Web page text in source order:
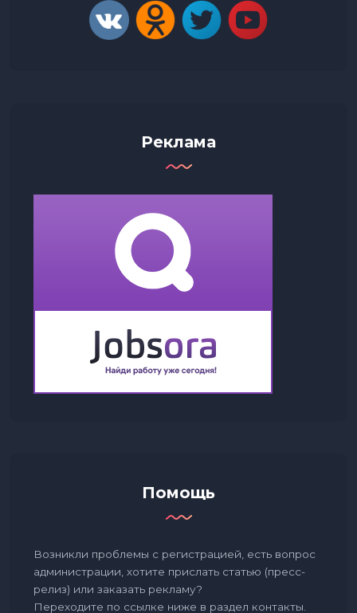
Реклама
Помощь
Возникли проблемы с регистрацией, есть вопрос
администрации, хотите прислать статью (пресс-
релиз) или заказать рекламу?
Переходите по ссылке ниже в раздел контакты.